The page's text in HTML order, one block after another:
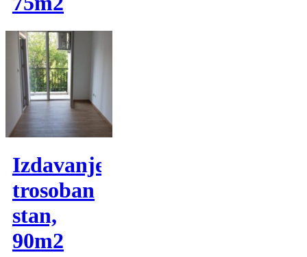
Izdavanje,
trosoban
stan,
90m2